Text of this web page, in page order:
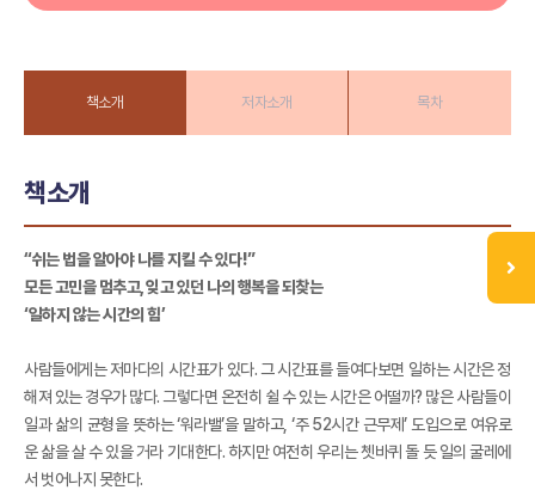
책소개 저자소개 목차
책소개
“쉬는 법을 알아야 나를 지킬 수 있다!”
모든 고민을 멈추고, 잊고 있던 나의 행복을 되찾는
‘일하지 않는 시간의 힘’
사람들에게는 저마다의 시간표가 있다. 그 시간표를 들여다보면 일하는 시간은 정
해져 있는 경우가 많다. 그렇다면 온전히 쉴 수 있는 시간은 어떨까? 많은 사람들이
일과 삶의 균형을 뜻하는 ‘워라밸’을 말하고, ‘주 52시간 근무제’ 도입으로 여유로
운 삶을 살 수 있을 거라 기대한다. 하지만 여전히 우리는 쳇바퀴 돌 듯 일의 굴레에
서 벗어나지 못한다.